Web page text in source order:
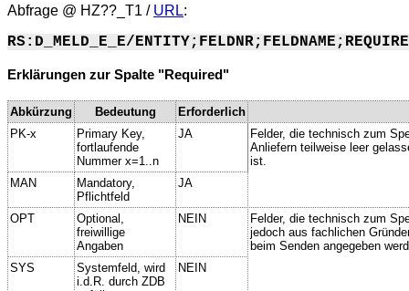
Abfrage @ HZ??_T1 / URL:
RS:D_MELD_E_E/
Erklärungen zur Spalte "Required"
Abkürzung Bedeutung
Erforderlich
PK-x
Primary Key,
fortlaufende
Nummer x=1..n
JA
Felder, die technisch zum
Anliefern teilweise leer
ist.
MAN
Mandatory,
Pflichtfeld
JA
OPT
Optional,
freiwillige
Angaben
NEIN
Felder, die technisch zum
jedoch aus fachlichen
beim Senden angegeben
SYS
Systemfeld, wird
i.d.R. durch ZDB
NEIN